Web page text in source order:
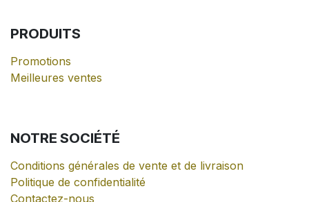
PRODUITS
Promotions
Meilleures ventes
NOTRE SOCIÉTÉ
Conditions générales de vente et de livraison
Politique de confidentialité
Contactez-nous